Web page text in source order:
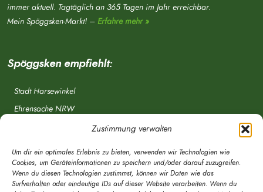
Zustimmung verwalten
Um dir ein optimales Erlebnis zu bieten, verwenden wir Technologien wie
Cookies, um Geräteinformationen zu speichern und/oder darauf zuzugreifen.
Wenn du diesen Technologien zustimmst, können wir Daten wie das
Surfverhalten oder eindeutige IDs auf dieser Website verarbeiten. Wenn du
immer aktuell. Tagtäglich an 365 Tagen im Jahr erreichbar.
Mein Spöggsken-Markt! – Erfahre mehr »
Spöggsken empfiehlt:
Stadt Harsewinkel
Ehrensache NRW
OWL Verkehr
Greffen.de